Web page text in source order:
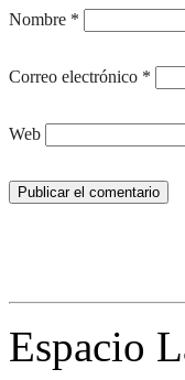
Nombre *
Correo electrónico *
Web
Espacio